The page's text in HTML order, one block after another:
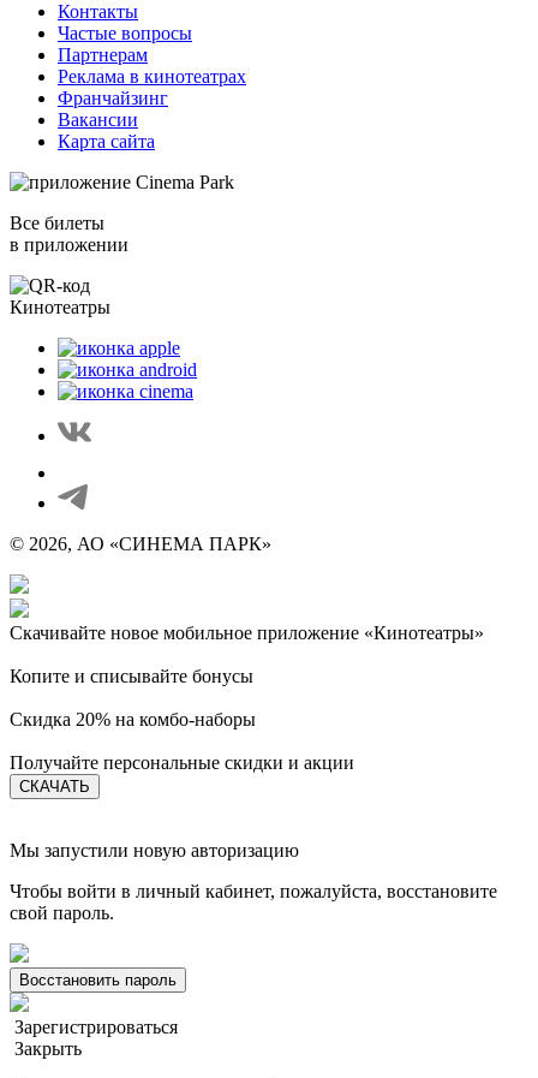
Контакты
Частые вопросы
Партнерам
Реклама в кинотеатрах
Франчайзинг
Вакансии
Карта сайта
Все билеты
в приложении
Кинотеатры
© 2026, АО «СИНЕМА ПАРК»
Скачивайте новое мобильное приложение «Кинотеатры»
Копите и списывайте бонусы
Скидка 20% на комбо-наборы
Получайте персональные скидки и акции
СКАЧАТЬ
Мы запустили новую авторизацию
Чтобы войти в личный кабинет, пожалуйста, восстановите
свой пароль.
Восстановить пароль
Зарегистрироваться
Закрыть